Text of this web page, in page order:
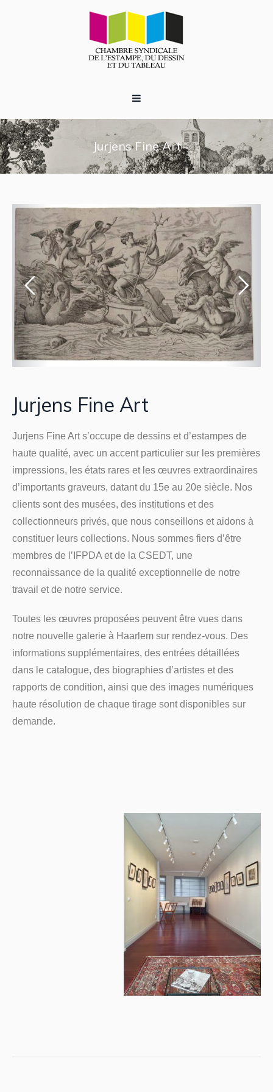
Jurjens Fine Art
Jurjens Fine Art
Jurjens Fine Art s’occupe de dessins et d’estampes de
haute qualité, avec un accent particulier sur les premières
impressions, les états rares et les œuvres extraordinaires
d’importants graveurs, datant du 15e au 20e siècle. Nos
clients sont des musées, des institutions et des
collectionneurs privés, que nous conseillons et aidons à
constituer leurs collections. Nous sommes fiers d’être
membres de l’IFPDA et de la CSEDT, une
reconnaissance de la qualité exceptionnelle de notre
travail et de notre service.
Toutes les œuvres proposées peuvent être vues dans
notre nouvelle galerie à Haarlem sur rendez-vous. Des
informations supplémentaires, des entrées détaillées
dans le catalogue, des biographies d’artistes et des
rapports de condition, ainsi que des images numériques
haute résolution de chaque tirage sont disponibles sur
demande.